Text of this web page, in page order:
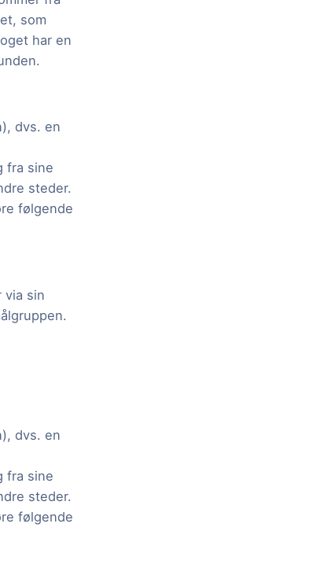
som
har en
dvs. en
fra sine
steder.
følgende
via sin
dvs. en
fra sine
steder.
følgende